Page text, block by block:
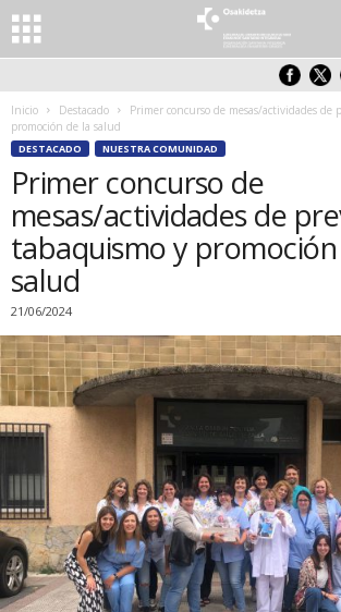
Inicio Destacado
Primer concurso de mesas/actividades
promoción de la salud
DESTACADO NUESTRA COMUNIDAD
Primer concurso de
mesas/actividades de
tabaquismo y
salud
21/06/2024